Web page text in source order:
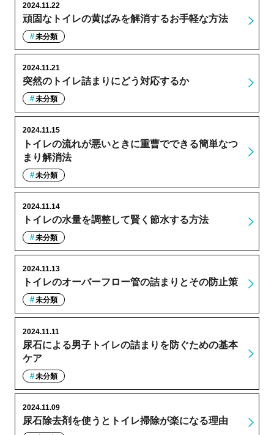
頑固なトイレの黄ばみを解消するお手軽な方法
2024.11.22
未分類
突然のトイレ詰まりにどう対応するか
2024.11.21
未分類
トイレの流れが悪いときに重曹でできる簡単なつ
まり解消法
2024.11.15
未分類
トイレの水量を調整して賢く節水する方法
2024.11.14
未分類
トイレのオーバーフロー管の詰まりとその防止策
2024.11.13
未分類
尿石による男子トイレの詰まりを防ぐための基本
ケア
2024.11.11
未分類
尿石除去剤を使うとトイレ掃除が楽になる理由
2024.11.09